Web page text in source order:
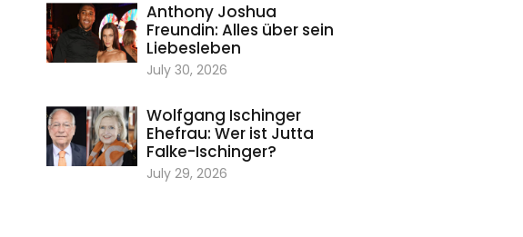
Anthony Joshua
Freundin: Alles über sein
Liebesleben
July 30, 2026
Wolfgang Ischinger
Ehefrau: Wer ist Jutta
Falke-Ischinger?
July 29, 2026